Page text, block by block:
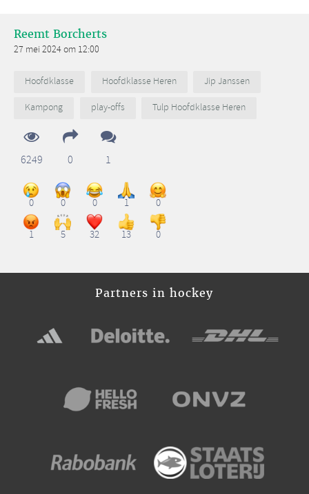
Reemt Borcherts
27 mei 2024 om 12:00
Hoofdklasse Hoofdklasse Heren
Jip Janssen
Kampong
play-offs Tulp Hoofdklasse Heren
6249 0 1
0 0 0 1 0
1 5 32 13 0
Partners in hockey